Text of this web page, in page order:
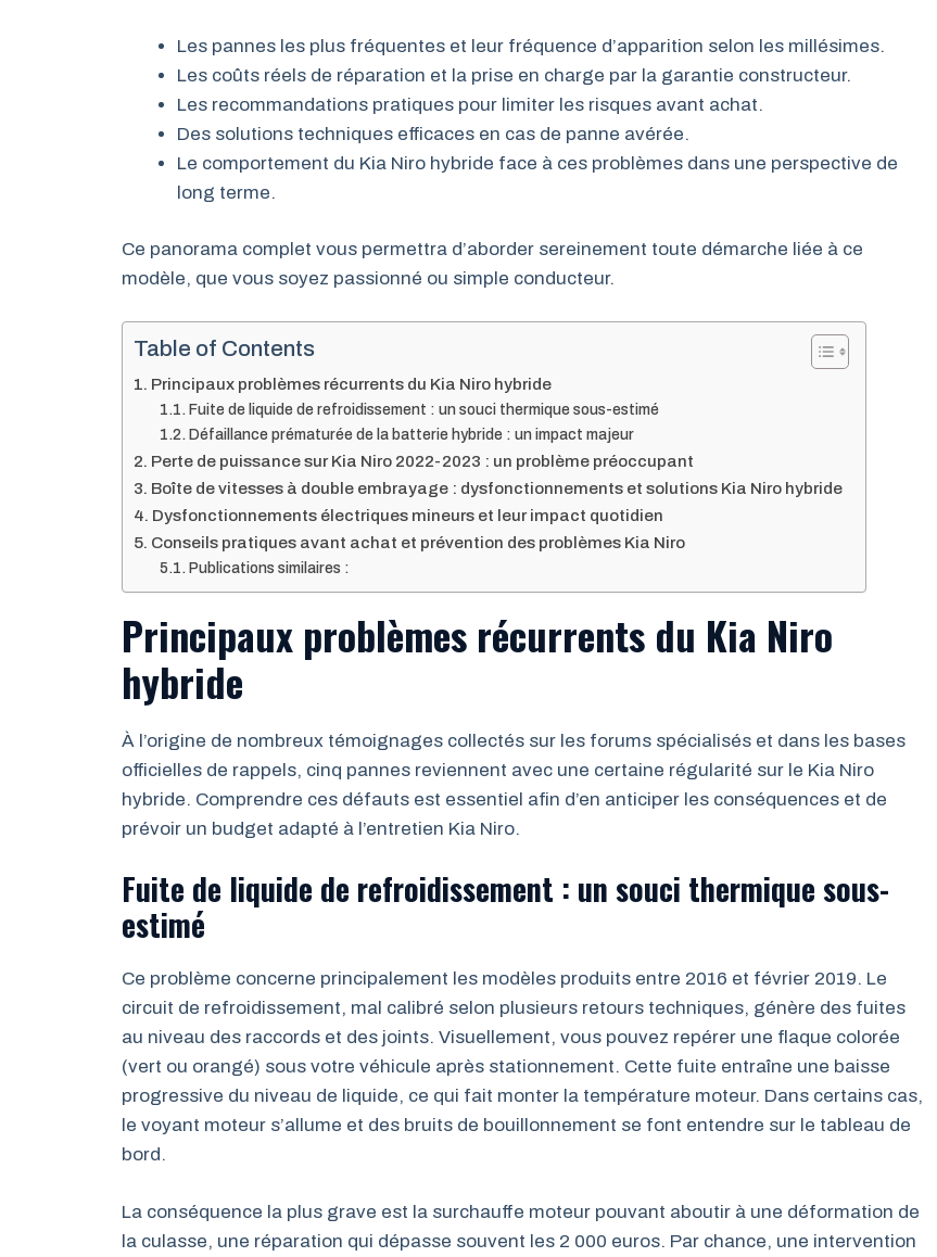
Les pannes les plus fréquentes et leur fréquence d’apparition selon les millésimes.
Les coûts réels de réparation et la prise en charge par la garantie constructeur.
Les recommandations pratiques pour limiter les risques avant achat.
Des solutions techniques efficaces en cas de panne avérée.
Le comportement du Kia Niro hybride face à ces problèmes dans une perspective de
long terme.
Ce panorama complet vous permettra d’aborder sereinement toute démarche liée à ce
modèle, que vous soyez passionné ou simple conducteur.
Table of Contents
Principaux problèmes récurrents du Kia Niro hybride
Fuite de liquide de refroidissement : un souci thermique sous-estimé
Défaillance prématurée de la batterie hybride : un impact majeur
Perte de puissance sur Kia Niro 2022-2023 : un problème préoccupant
Boîte de vitesses à double embrayage : dysfonctionnements et solutions Kia Niro hybride
Dysfonctionnements électriques mineurs et leur impact quotidien
Conseils pratiques avant achat et prévention des problèmes Kia Niro
Publications similaires :
Principaux problèmes récurrents du Kia Niro
hybride
À l’origine de nombreux témoignages collectés sur les forums spécialisés et dans les bases
officielles de rappels, cinq pannes reviennent avec une certaine régularité sur le Kia Niro
hybride. Comprendre ces défauts est essentiel afin d’en anticiper les conséquences et de
prévoir un budget adapté à l’entretien Kia Niro.
Fuite de liquide de refroidissement : un souci thermique sous-
estimé
Ce problème concerne principalement les modèles produits entre 2016 et février 2019. Le
circuit de refroidissement, mal calibré selon plusieurs retours techniques, génère des fuites
au niveau des raccords et des joints. Visuellement, vous pouvez repérer une flaque colorée
(vert ou orangé) sous votre véhicule après stationnement. Cette fuite entraîne une baisse
progressive du niveau de liquide, ce qui fait monter la température moteur. Dans certains cas,
le voyant moteur s’allume et des bruits de bouillonnement se font entendre sur le tableau de
bord.
La conséquence la plus grave est la surchauffe moteur pouvant aboutir à une déformation de
la culasse, une réparation qui dépasse souvent les 2 000 euros. Par chance, une intervention